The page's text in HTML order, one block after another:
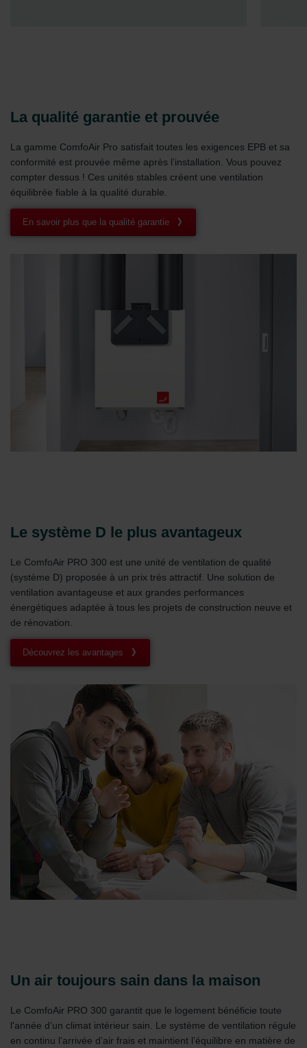
La qualité garantie et prouvée
La gamme ComfoAir Pro satisfait toutes les exigences EPB et sa
conformité est prouvée même après l’installation. Vous pouvez
compter dessus ! Ces unités stables créent une ventilation
équilibrée fiable à la qualité durable.
En savoir plus que la qualité garantie
Le système D le plus avantageux
Le ComfoAir PRO 300 est une unité de ventilation de qualité
(système D) proposée à un prix très attractif. Une solution de
ventilation avantageuse et aux grandes performances
énergétiques adaptée à tous les projets de construction neuve et
de rénovation.
Découvrez les avantages
Un air toujours sain dans la maison
Le ComfoAir PRO 300 garantit que le logement bénéficie toute
l'année d’un climat intérieur sain. Le système de ventilation régule
en continu l’arrivée d’air frais et maintient l’équilibre en matière de